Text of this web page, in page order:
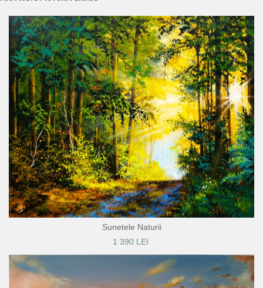
Sunetele Naturii
1 390 LEI